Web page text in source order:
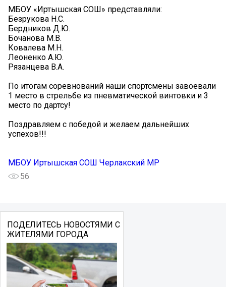
МБОУ «Иртышская СОШ» представляли:
Безрукова Н.С.
Бердников Д.Ю.
Бочанова М.В.
Ковалева М.Н.
Леоненко А.Ю.
Рязанцева В.А.
По итогам соревнований наши спортсмены завоевали
1 место в стрельбе из пневматической винтовки и 3
место по дартсу!
Поздравляем с победой и желаем дальнейших
успехов!!!
МБОУ Иртышская СОШ Черлакский МР
56
ПОДЕЛИТЕСЬ НОВОСТЯМИ С
ЖИТЕЛЯМИ ГОРОДА